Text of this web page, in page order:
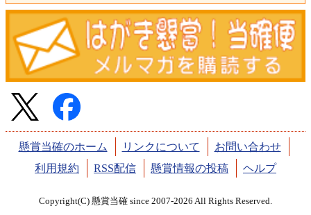
懸賞当確のホーム リンクについて
お問い合わせ
利用規約
RSS配信 懸賞情報の投稿 ヘルプ
Copyright(C) 懸賞当確 since 2007-2026 All Rights Reserved.